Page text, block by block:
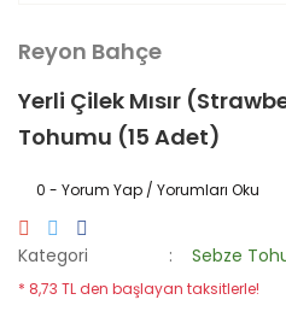
Reyon Bahçe
Yerli Çilek Mısır
Tohumu (15 Adet)
0 - Yorum Yap / Yorumları Oku
Kategori Sebze
* 8,73 TL den başlayan taksitlerle!